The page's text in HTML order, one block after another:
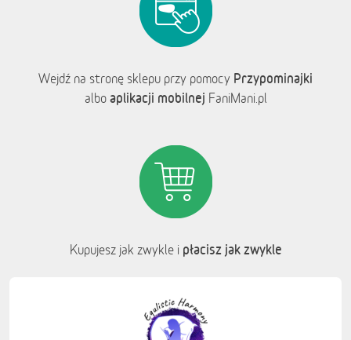
Wejdź na stronę sklepu przy pomocy Przypominajki
albo aplikacji mobilnej FaniMani.pl
Kupujesz jak zwykle i płacisz jak zwykle